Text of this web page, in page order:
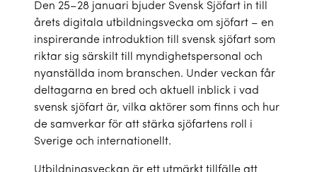
Den 25–28 januari bjuder Svensk Sjöfart in till
årets digitala utbildningsvecka om sjöfart – en
inspirerande introduktion till svensk sjöfart som
riktar sig särskilt till myndighetspersonal och
nyanställda inom branschen. Under veckan får
deltagarna en bred och aktuell inblick i vad
svensk sjöfart är, vilka aktörer som finns och hur
de samverkar för att stärka sjöfartens roll i
Sverige och internationellt.